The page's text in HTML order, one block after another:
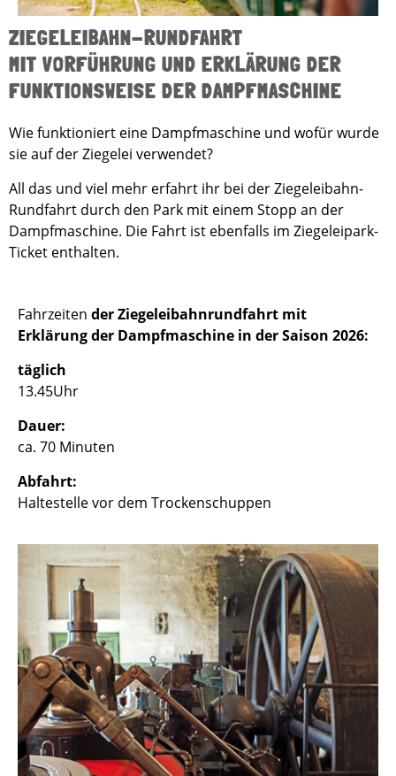
ZIEGELEIBAHN-RUNDFAHRT
MIT VORFÜHRUNG UND ERKLÄRUNG DER
FUNKTIONSWEISE DER DAMPFMASCHINE
Wie funktioniert eine Dampfmaschine und wofür wurde
sie auf der Ziegelei verwendet?
All das und viel mehr erfahrt ihr bei der Ziegeleibahn-
Rundfahrt durch den Park mit einem Stopp an der
Dampfmaschine. Die Fahrt ist ebenfalls im Ziegeleipark-
Ticket enthalten.
Fahrzeiten der Ziegeleibahnrundfahrt mit
Erklärung der Dampfmaschine in der Saison 2026:
täglich
13.45Uhr
Dauer:
ca. 70 Minuten
Abfahrt:
Haltestelle vor dem Trockenschuppen